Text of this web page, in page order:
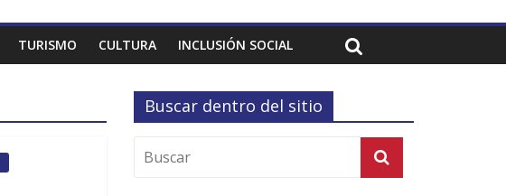
TURISMO CULTURA INCLUSIÓN SOCIAL
Buscar dentro del sitio